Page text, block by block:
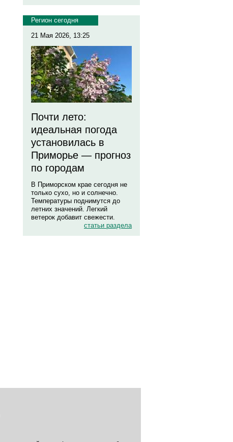
Регион сегодня
21 Мая 2026, 13:25
Почти лето:
идеальная погода
установилась в
Приморье — прогноз
по городам
В Приморском крае сегодня не
только сухо, но и солнечно.
Температуры поднимутся до
летних значений. Легкий
ветерок добавит свежести.
статьи раздела